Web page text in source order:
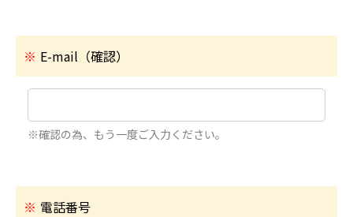
※ E-mail（確認）
※確認の為、もう一度ご入力ください。
※ 電話番号